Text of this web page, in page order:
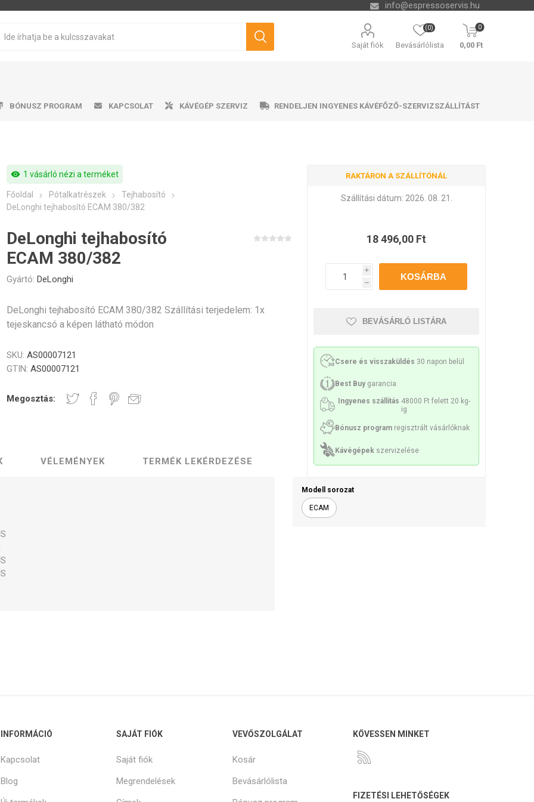
info@espressoservis.hu
Saját fiók Bevásárlólista
(0) 0
0,00 Ft
pörkölt kávé
kávéfőzők Karos kávéfőzők
Hűtőszekrény
és poharak
Víztartályok
számára
alkatrészek Kenőanyag
Fűtőelemek és spirálok
egységek Tömlők és csatlakozók Csavarok és konzolok Érzékelők és biztosítékok
és kapcsolók
professional Tisztítószerek
Cukrok Ajándéktárgyak
Philips Saeco Dr.Coffee Melitta Cleamen
Professional
Lamart
BÓNUSZ PROGRAM KAPCSOLAT KÁVÉGÉP SZERVIZ RENDELJEN INGYENES KÁVÉFŐZŐ-SZERVIZSZÁLLÍTÁST
visibility 1 vásárló nézi a terméket
Főoldal Pótalkatrészek
Tejhabosító
DeLonghi tejhabosító ECAM 380/382
DeLonghi tejhabosító
ECAM 380/382
Gyártó: DeLonghi
DeLonghi tejhabosító ECAM 380/382 Szállítási terjedelem: 1x
tejeskancsó a képen látható módon
SKU: AS00007121
GTIN: AS00007121
Megosztás:
RAKTÁRON A SZÁLLÍTÓNÁL
Szállítási dátum: 2026. 08. 21.
18 496,00 Ft
i
h
BEVÁSÁRLÓ LISTÁRA
Csere és visszaküldés 30 napon belül
Best Buy garancia
Ingyenes szállítás 48000 Ft felett 20 kg-
ig
Bónusz program regisztrált vásárlóknak
Kávégépek szervizelése
Modell sorozat
ECAM
VÉLEMÉNYEK TERMÉK LEKÉRDEZÉSE
INFORMÁCIÓ
Kapcsolat
Blog
SAJÁT FIÓK
Saját fiók
Megrendelések
VEVŐSZOLGÁLAT
Kosár
Bevásárlólista
KÖVESSEN MINKET
FIZETÉSI LEHETŐSÉGEK